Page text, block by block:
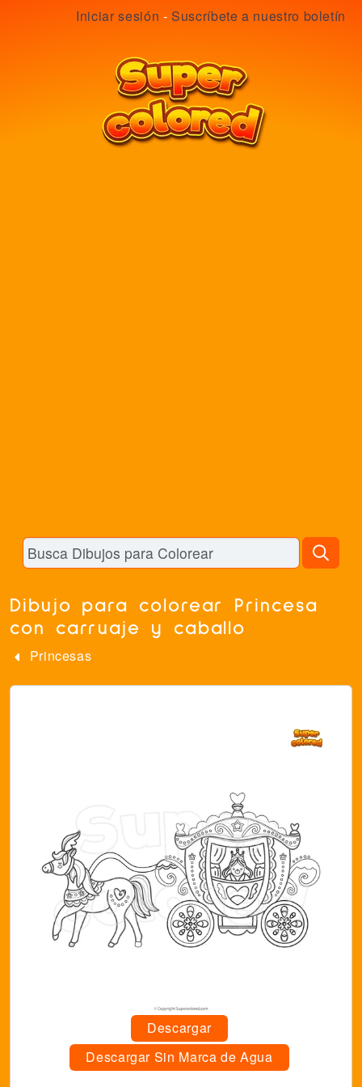
Iniciar sesión -Suscríbete a nuestro boletín
Dibujo para colorear Princesa
con carruaje y caballo
Princesas
Descargar
Descargar Sin Marca de Agua